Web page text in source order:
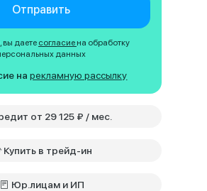
Отправить
даете согласие на обработку
данных
нарекламную рассылку
В кредит от 29 125 ₽ / мес.
Купить в трейд-ин
Юр.лицам и ИП